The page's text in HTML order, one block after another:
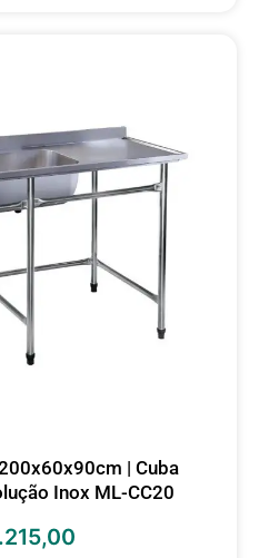
| Cuba
Inox ML-CC20